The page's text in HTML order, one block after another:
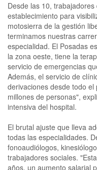
Desde las 10,
establecimiento para
motosierra de la gestión
terminamos nuestras
especialidad. El Posadas
la zona oeste, tiene la
servicio de emergencias
Además, el servicio de
derivaciones desde todo
millones de personas",
intensiva del hospital.
El brutal ajuste que lleva
todas las especialidades.
fonoaudiólogos,
trabajadores sociales.
años, un aumento salarial